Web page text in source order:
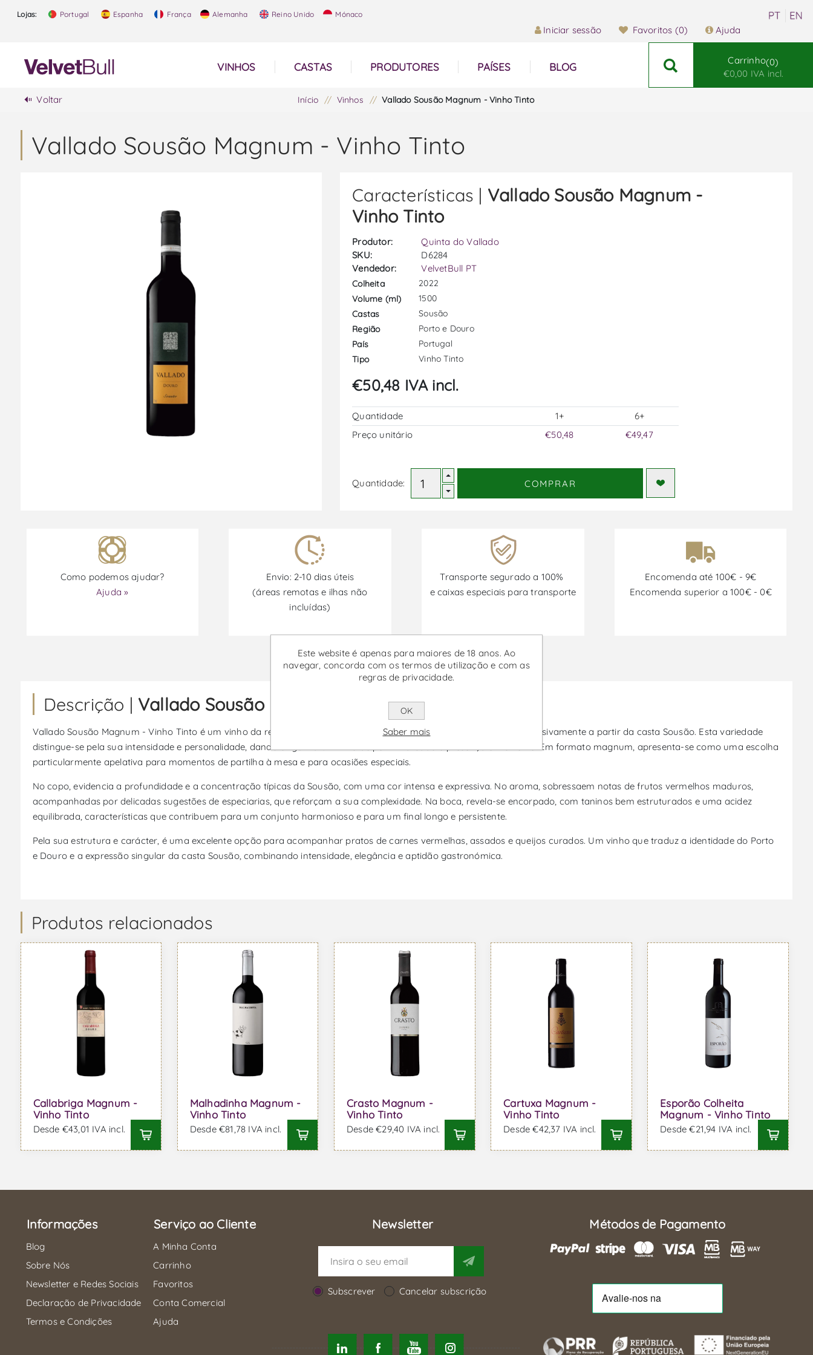
Lojas: Portugal Espanha França Alemanha Reino Unido Mónaco
Iniciar sessão Favoritos (0) Ajuda
VINHOS CASTAS PRODUTORES PAÍSES BLOG
Carrinho 0
€0,00 IVA incl.
Voltar Início / Vinhos / Vallado Sousão Magnum - Vinho Tinto
Vallado Sousão Magnum - Vinho Tinto
Características | Vallado Sousão Magnum -
Vinho Tinto
Produtor:
Quinta do Vallado
SKU:
D6284
Vendedor:
VelvetBull PT
Colheita
2022
Volume (ml)
1500
Castas
Sousão
Região
Porto e Douro
País
Portugal
Tipo
Vinho Tinto
€50,48 IVA incl.
Quantidade 1+
6+
Preço unitário
€50,48 €49,47
Quantidade: COMPRAR
Como podemos ajudar?
Ajuda »
Envio: 2-10 dias úteis
(áreas remotas e ilhas não
incluídas)
Transporte segurado a 100%
e caixas especiais para transporte
Encomenda até 100€ - 9€
Encomenda superior a 100€ - 0€
Promoções disponíveis de 30/06/2026 a 30/09/2026
Descrição | Vallado Sousão Magnum - Vinho Tinto
Vallado Sousão Magnum - Vinho Tinto é um vinho da região do Porto e Douro, elaborado pela Quinta do Vallado exclusivamente a partir da casta Sousão. Esta variedade
distingue-se pela sua intensidade e personalidade, dando origem a um tinto de perfil marcado e presença envolvente. Em formato magnum, apresenta-se como uma escolha
particularmente apelativa para momentos de partilha à mesa e para ocasiões especiais.
No copo, evidencia a profundidade e a concentração típicas da Sousão, com uma cor intensa e expressiva. No aroma, sobressaem notas de frutos vermelhos maduros,
acompanhadas por delicadas sugestões de especiarias, que reforçam a sua complexidade. Na boca, revela-se encorpado, com taninos bem estruturados e uma acidez
equilibrada, características que contribuem para um conjunto harmonioso e para um final longo e persistente.
Pela sua estrutura e carácter, é uma excelente opção para acompanhar pratos de carnes vermelhas, assados e queijos curados. Um vinho que traduz a identidade do Porto
e Douro e a expressão singular da casta Sousão, combinando intensidade, elegância e aptidão gastronómica.
Produtos relacionados
Callabriga Magnum -
Vinho Tinto
Desde €43,01 IVA incl.
Malhadinha Magnum -
Vinho Tinto
Desde €81,78 IVA incl.
Crasto Magnum -
Vinho Tinto
Desde €29,40 IVA incl.
Cartuxa Magnum -
Vinho Tinto
Desde €42,37 IVA incl.
Esporão Colheita
Magnum - Vinho Tinto
Desde €21,94 IVA incl.
Informações
Blog
Sobre Nós
Newsletter e Redes Sociais
Declaração de Privacidade
Termos e Condições
Serviço ao Cliente
A Minha Conta
Carrinho
Favoritos
Conta Comercial
Ajuda
Newsletter
Subscrever Cancelar subscrição
Métodos de Pagamento
Este website é apenas para maiores de 18 anos. Ao
navegar, concorda com os termos de utilização e com as
regras de privacidade.
OK
Saber mais